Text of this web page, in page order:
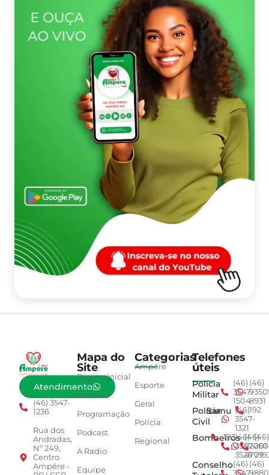
Atendimento
(46) 3547-
1236
Rua dos
Andradas,
Nº 249,
Centro
Ampére -
Mapa do
Site
Página Inicial
Notícias
Programação
Podcast
A Radio
Equipe
Categorias
Ampére
Esporte
Geral
Polícia
Regional
Telefones
úteis
Polícia
Militar
(46)
3547-
1504
(46)
8931
Polícia
Civil
Samu (46)
3547-
1321
192
Bombeiros
193(46)
3547-
3528
(46)
4779
(46)
Conselho(46)
3547-
(46)